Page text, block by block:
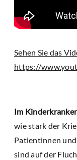
Sehen Sie das
https://
Im
wie stark der
Patientinnen
sind auf der